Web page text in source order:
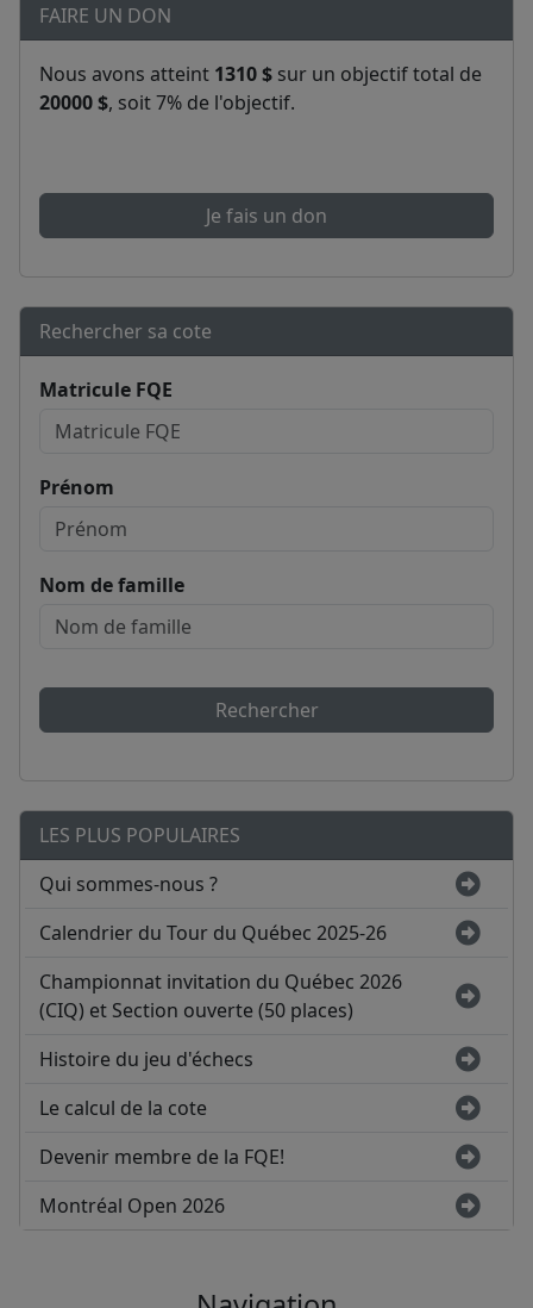
FAIRE UN DON
Nous avons atteint 1310 $ sur un objectif total de
20000 $, soit 7% de l'objectif.
Je fais un don
Rechercher sa cote
Matricule FQE
Prénom
Nom de famille
Rechercher
LES PLUS POPULAIRES
Qui sommes-nous ?
Calendrier du Tour du Québec 2025-26
Championnat invitation du Québec 2026
(CIQ) et Section ouverte (50 places)
Histoire du jeu d'échecs
Le calcul de la cote
Devenir membre de la FQE!
Montréal Open 2026